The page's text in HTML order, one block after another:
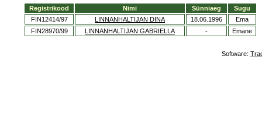
Registrikood
Nimi Sünniaeg
Sugu
FIN12414/97
LINNANHALTIJAN DINA 18.06.1996
Ema
FIN28970/99
LINNANHALTIJAN GABRIELLA - Emane
Software: